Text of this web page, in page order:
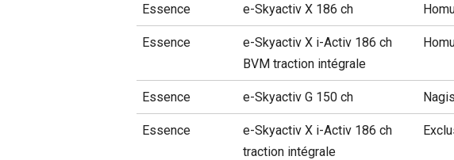
Essence e-Skyactiv X 186 ch
Essence
e-Skyactiv X i-Activ 186 ch
BVM traction intégrale
Essence e-Skyactiv G 150 ch
Essence
e-Skyactiv X i-Activ 186 ch
traction intégrale